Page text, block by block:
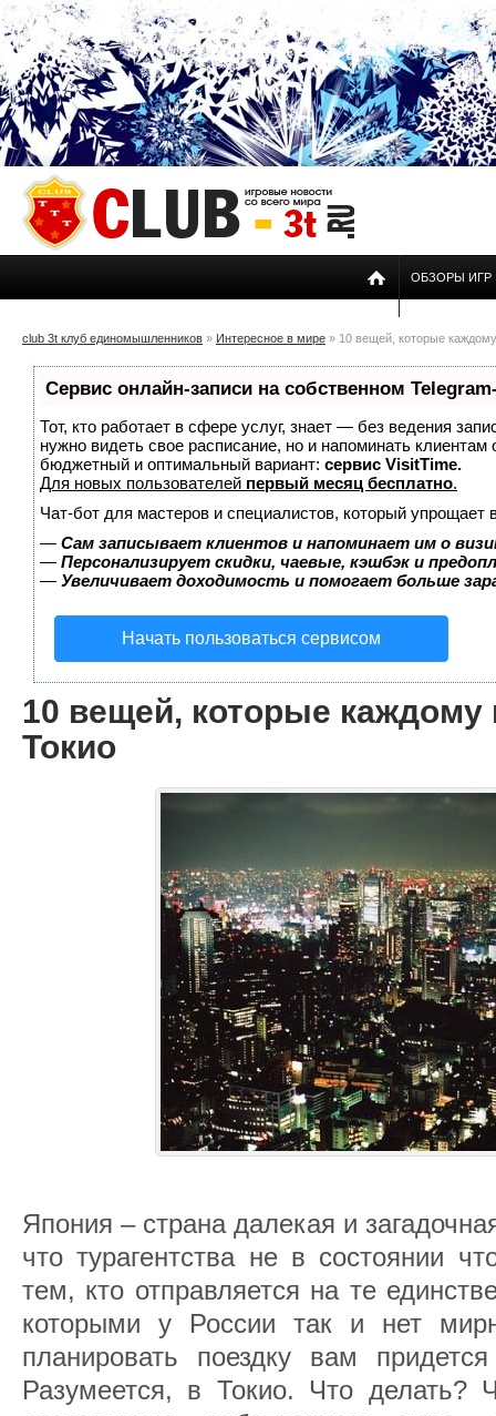
ОБЗОРЫ ИГР
club 3t клуб единомышленников » Интересное в мире » 10 вещей, которые
Сервис онлайн-записи на собственном
Тот, кто работает в сфере услуг, знает — без ведения
нужно видеть свое расписание, но и напоминать
бюджетный и оптимальный вариант: сервис VisitTime.
Для новых пользователей первый месяц бесплатно.
Чат-бот для мастеров и специалистов, который упрощает
— Сам записывает клиентов и напоминает им о
— Персонализирует скидки, чаевые, кэшбэк и
— Увеличивает доходимость и помогает больше
Начать пользоваться сервисом
10 вещей, которые каждому
Токио
Япония – страна далекая и
что турагентства не в состоянии
тем, кто отправляется на те
которыми у России так и нет
планировать поездку вам
Разумеется, в Токио. Что делать?